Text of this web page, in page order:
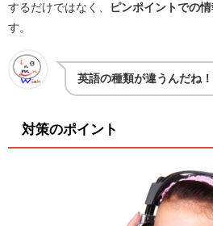
するだけではなく、
ピンポイントでの
す。
英語の種類が違うんだね！
対策のポイント